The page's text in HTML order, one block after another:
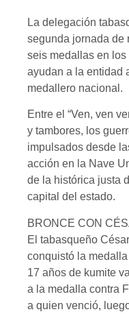
La delegación
segunda jornada de
seis medallas en
ayudan a la entidad
medallero nacional.
Entre el “Ven, ven
y tambores, los
impulsados desde
acción en la Nave
de la histórica justa
capital del estado.
BRONCE CON
El tabasqueño
conquistó la
17 años de kumite
a la medalla contra
a quien venció,